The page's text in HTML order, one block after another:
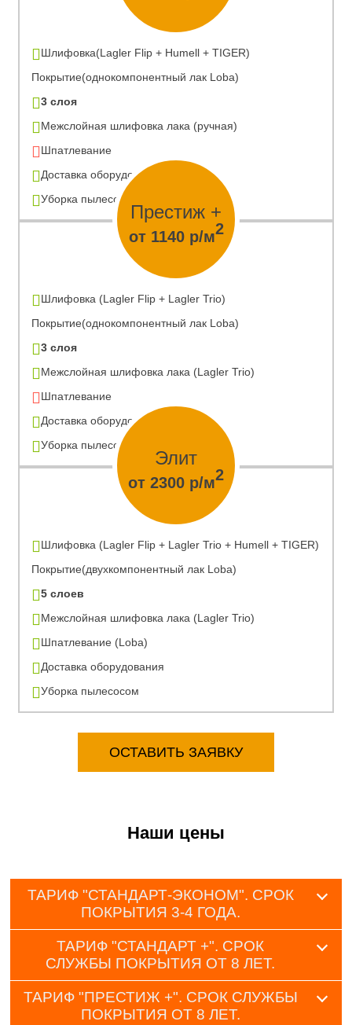
Шлифовка(Lagler Flip + Humell + TIGER)
Покрытие(однокомпонентный лак Loba)
3 слоя
Межслойная шлифовка лака (ручная)
Шпатлевание
Доставка оборудования
Уборка пылесосом
Престиж +
от 1140 р/м2
Шлифовка (Lagler Flip + Lagler Trio)
Покрытие(однокомпонентный лак Loba)
3 слоя
Межслойная шлифовка лака (Lagler Trio)
Шпатлевание
Доставка оборудования
Уборка пылесосом
Элит
от 2300 р/м2
Шлифовка (Lagler Flip + Lagler Trio + Humell + TIGER)
Покрытие(двухкомпонентный лак Loba)
5 слоев
Межслойная шлифовка лака (Lagler Trio)
Шпатлевание (Loba)
Доставка оборудования
Уборка пылесосом
ОСТАВИТЬ ЗАЯВКУ
Наши цены
ТАРИФ "СТАНДАРТ-ЭКОНОМ". СРОК
ПОКРЫТИЯ 3-4 ГОДА.
ТАРИФ "СТАНДАРТ +". СРОК
СЛУЖБЫ ПОКРЫТИЯ ОТ 8 ЛЕТ.
ТАРИФ "ПРЕСТИЖ +". СРОК СЛУЖБЫ
ПОКРЫТИЯ ОТ 8 ЛЕТ.